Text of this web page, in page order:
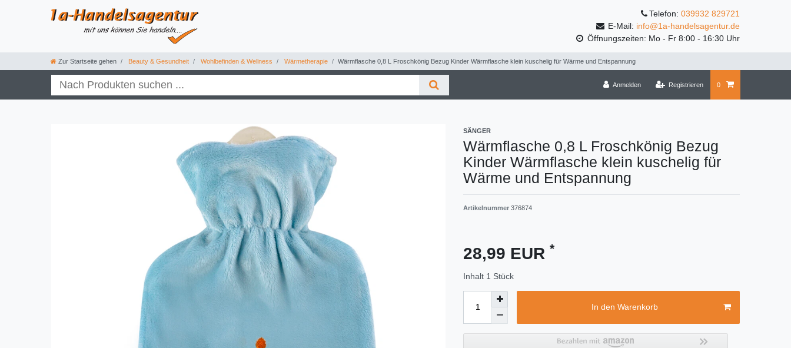
Telefon: 039932 829721
E-Mail: info@1a-handelsagentur.de
Öffnungszeiten: Mo - Fr 8:00 - 16:30 Uhr
Zur Startseite gehen Beauty & Gesundheit Wohlbefinden & Wellness Wärmetherapie Wärmflasche 0,8 L Froschkönig Bezug Kinder Wärmflasche klein kuschelig für Wärme und Entspannung
Anmelden Registrieren 0
SÄNGER
Wärmflasche 0,8 L Froschkönig Bezug
Kinder Wärmflasche klein kuschelig für
Wärme und Entspannung
Artikelnummer 376874
28,99 EUR *
Inhalt 1 Stück
In den Warenkorb